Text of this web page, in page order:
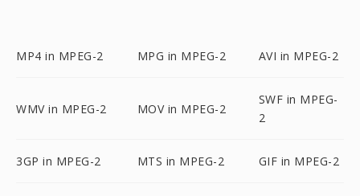
MP4 in MPEG-2 MPG in MPEG-2 AVI in MPEG-2
WMV in MPEG-2 MOV in MPEG-2
SWF in MPEG-
2
3GP in MPEG-2 MTS in MPEG-2 GIF in MPEG-2